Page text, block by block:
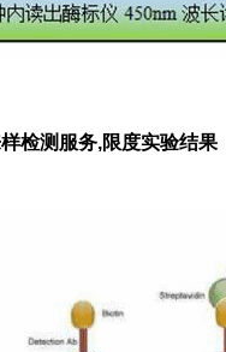
检测服务,限度实验结果